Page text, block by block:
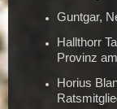
Guntgar,
Hallthorr
Provinz
Horius